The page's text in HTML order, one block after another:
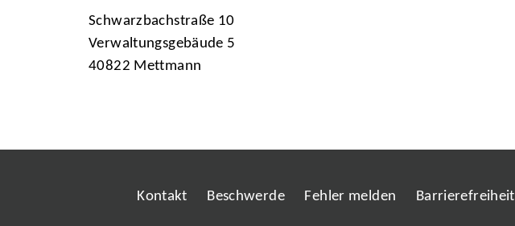
Schwarzbachstraße 10
Verwaltungsgebäude 5
40822 Mettmann
Kontakt Beschwerde Fehler melden Barrierefreiheit